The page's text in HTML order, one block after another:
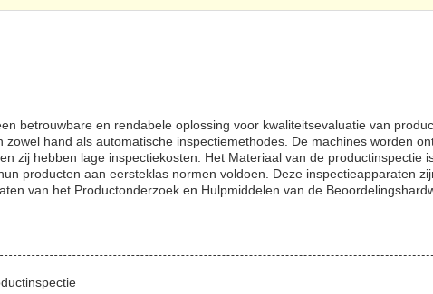
betrouwbare en rendabele oplossing voor kwaliteitsevaluatie van
hand als automatische inspectiemethodes. De machines worden
zij hebben lage inspectiekosten. Het Materiaal van de productinspectie
producten aan eersteklas normen voldoen. Deze inspectieapparaten
van het Productonderzoek en Hulpmiddelen van de